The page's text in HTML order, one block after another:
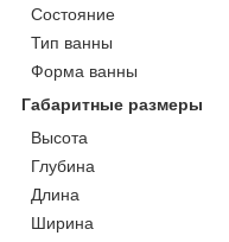
Состояние
Тип ванны
Форма ванны
Габаритные размеры
Высота
Глубина
Длина
Ширина